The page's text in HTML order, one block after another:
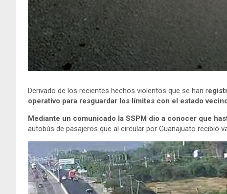
Derivado de los recientes hechos violentos que se han r
operativo para resguardar los límites con el estado
Mediante un comunicado la SSPM dio a conocer que
autobús de pasajeros que al circular por Guanajuato recibió